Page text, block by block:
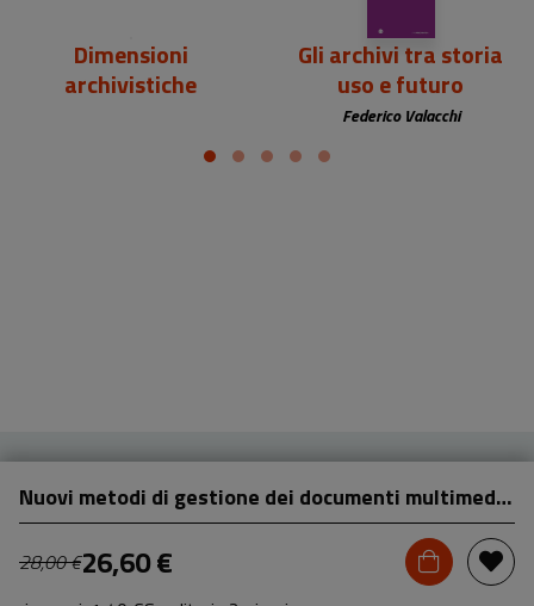
Dimensioni
archivistiche
Gli archivi tra storia
uso e futuro
Federico Valacchi
Nuovi metodi di gestione dei documenti multimediali
28,00 €26,60 €